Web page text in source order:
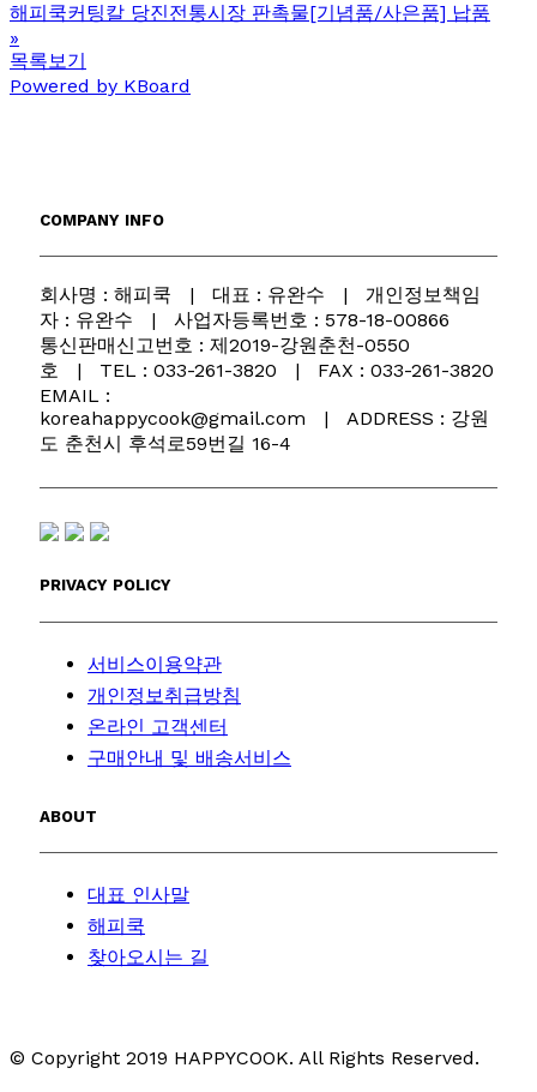
해피쿡커팅칼 당진전통시장 판촉물[기념품/사은품] 납품
»
목록보기
Powered by KBoard
COMPANY INFO
회사명 : 해피쿡 | 대표 : 유완수 | 개인정보책임
자 : 유완수 | 사업자등록번호 : 578-18-00866
통신판매신고번호 : 제2019-강원춘천-0550
호 | TEL : 033-261-3820 | FAX : 033-261-3820
EMAIL :
koreahappycook@gmail.com | ADDRESS : 강원
도 춘천시 후석로59번길 16-4
PRIVACY POLICY
서비스이용약관
개인정보취급방침
온라인 고객센터
구매안내 및 배송서비스
ABOUT
대표 인사말
해피쿡
찾아오시는 길
© Copyright 2019 HAPPYCOOK. All Rights Reserved.